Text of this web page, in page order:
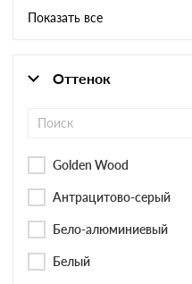
Показать все
Оттенок
Golden Wood
Антрацитово-серый
Бело-алюминиевый
Белый